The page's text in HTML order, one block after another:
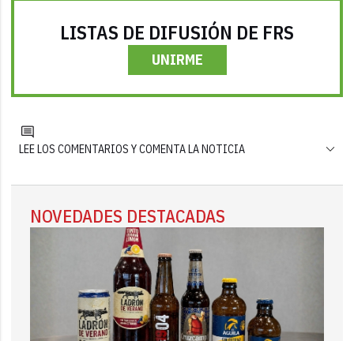
LISTAS DE DIFUSIÓN DE FRS
UNIRME
LEE LOS COMENTARIOS Y COMENTA LA NOTICIA
NOVEDADES DESTACADAS